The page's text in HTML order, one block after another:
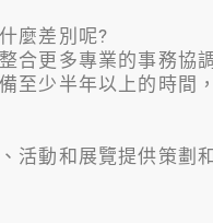
麼差別呢?
合更多專業的事務協
至少半年以上的時間
活動和展覽提供策劃